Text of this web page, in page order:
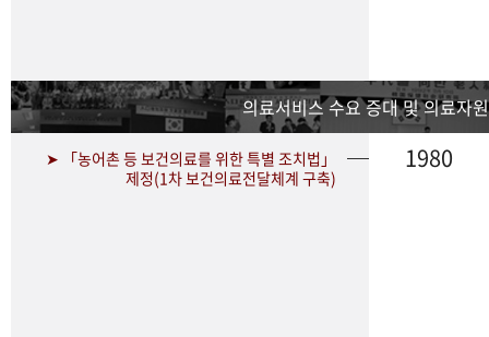
의료서비스 수요 증대 및 의료자
➤ 「농어촌 등 보건의료를 위한 특별 조치법」
제정(1차 보건의료전달체계 구축)
1980